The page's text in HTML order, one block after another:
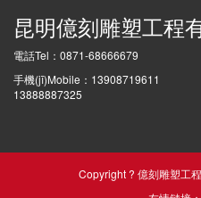
昆明億刻雕塑工程
電話Tel：0871-68666679
手機(jī)Mobile：13908719611
13888887325
Copyright ? 億刻雕塑工